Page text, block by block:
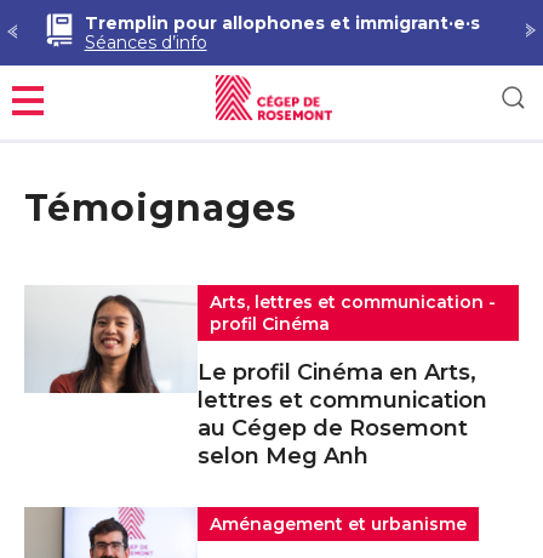
Tremplin pour allophones et immigrant·e·s
Séances d’info
Menu
Témoignages
Arts, lettres et communication -
profil Cinéma
Le profil Cinéma en Arts,
lettres et communication
au Cégep de Rosemont
selon Meg Anh
Aménagement et urbanisme